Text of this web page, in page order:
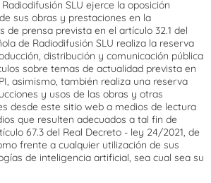
SLU ejerce la oposición
sus obras y prestaciones en la
de prensa prevista en el artículo 32.1 del
de Radiodifusión SLU realiza la reserva
distribución y comunicación pública
sobre temas de actualidad prevista en
asimismo, también realiza una reserva
y usos de las obras y otras
desde este sitio web a medios de lectura
que resulten adecuados a tal fin de
67.3 del Real Decreto - ley 24/2021, de
frente a cualquier utilización de sus
de inteligencia artificial, sea cual sea su